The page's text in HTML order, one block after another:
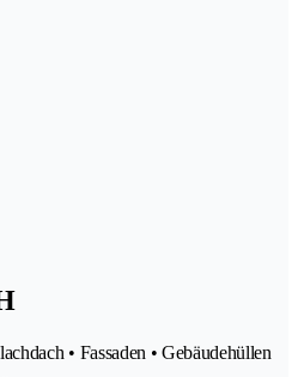
• Fassaden • Gebäudehüllen